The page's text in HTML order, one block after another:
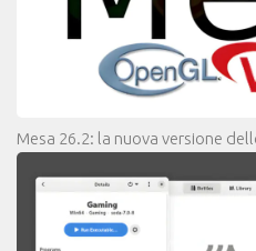
Mesa 26.2: la nuova versione